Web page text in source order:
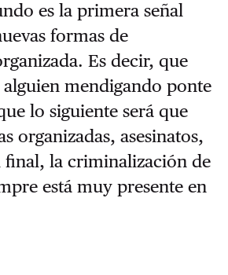
es la primera señal
formas de
Es decir, que
alguien mendigando ponte
lo siguiente será que
organizadas, asesinatos,
final, la criminalización de
está muy presente en